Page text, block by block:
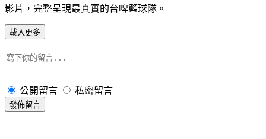
影片，完整呈現最真實的台啤籃球隊。
載入更多
公開留言 私密留言
發佈留言